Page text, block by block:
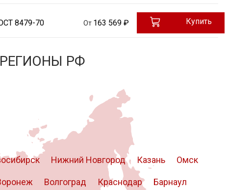
8479-70 От 163 569 ₽ Купить
РФ
Нижний Новгород Казань Омск
Волгоград Краснодар Барнаул